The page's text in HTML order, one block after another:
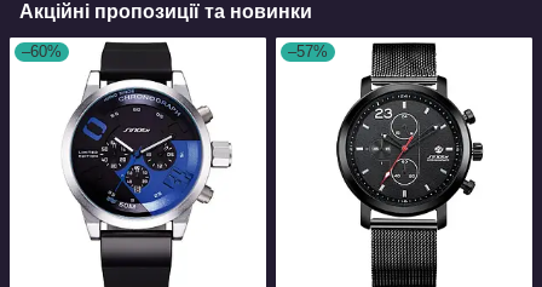
Акційні пропозиції та новинки
–60% –57%